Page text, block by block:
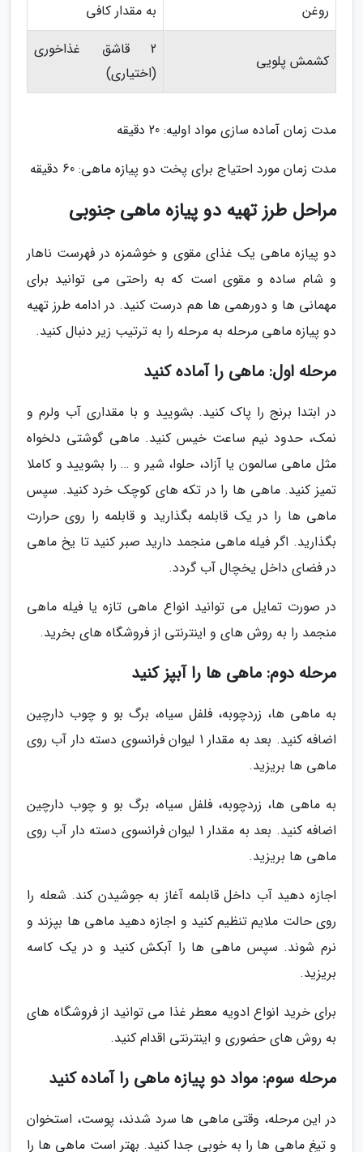
روغن
به مقدار کافی
کشمش پلویی
2 قاشق غذاخوری
(اختیاری)
مدت زمان آماده سازی مواد اولیه: 20 دقیقه
مدت زمان مورد احتیاج برای پخت دو پیازه ماهی: 60 دقیقه
مراحل طرز تهیه دو پیازه ماهی جنوبی
دو پیازه ماهی یک غذای مقوی و خوشمزه در فهرست ناهار
و شام ساده و مقوی است که به راحتی می توانید برای
مهمانی ها و دورهمی ها هم درست کنید. در ادامه طرز تهیه
دو پیازه ماهی مرحله به مرحله را به ترتیب زیر دنبال کنید.
مرحله اول: ماهی را آماده کنید
در ابتدا برنج را پاک کنید. بشویید و با مقداری آب ولرم و
نمک، حدود نیم ساعت خیس کنید. ماهی گوشتی دلخواه
مثل ماهی سالمون یا آزاد، حلوا، شیر و … را بشویید و کاملا
تمیز کنید. ماهی ها را در تکه های کوچک خرد کنید. سپس
ماهی ها را در یک قابلمه بگذارید و قابلمه را روی حرارت
بگذارید. اگر فیله ماهی منجمد دارید صبر کنید تا یخ ماهی
در فضای داخل یخچال آب گردد.
در صورت تمایل می توانید انواع ماهی تازه یا فیله ماهی
منجمد را به روش های و اینترنتی از فروشگاه های بخرید.
مرحله دوم: ماهی ها را آبپز کنید
به ماهی ها، زردچوبه، فلفل سیاه، برگ بو و چوب دارچین
اضافه کنید. بعد به مقدار 1 لیوان فرانسوی دسته دار آب روی
ماهی ها بریزید.
به ماهی ها، زردچوبه، فلفل سیاه، برگ بو و چوب دارچین
اضافه کنید. بعد به مقدار 1 لیوان فرانسوی دسته دار آب روی
ماهی ها بریزید.
اجازه دهید آب داخل قابلمه آغاز به جوشیدن کند. شعله را
روی حالت ملایم تنظیم کنید و اجازه دهید ماهی ها بپزند و
نرم شوند. سپس ماهی ها را آبکش کنید و در یک کاسه
بریزید.
برای خرید انواع ادویه معطر غذا می توانید از فروشگاه های
به روش های حضوری و اینترنتی اقدام کنید.
مرحله سوم: مواد دو پیازه ماهی را آماده کنید
در این مرحله، وقتی ماهی ها سرد شدند، پوست، استخوان
و تیغ ماهی ها را به خوبی جدا کنید. بهتر است ماهی ها را